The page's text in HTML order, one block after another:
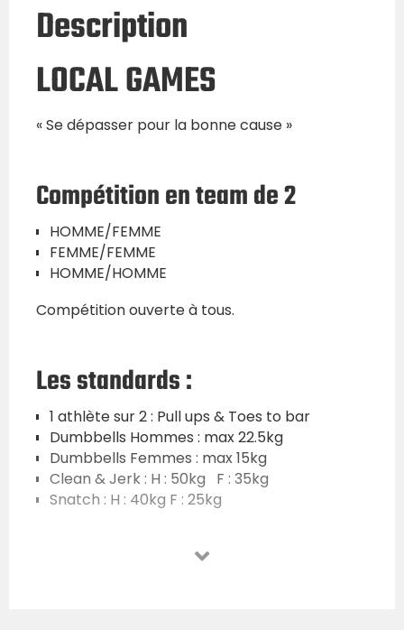
Description
LOCAL GAMES
« Se dépasser pour la bonne cause »
Compétition en team de 2
HOMME/FEMME
FEMME/FEMME
HOMME/HOMME
Compétition ouverte à tous.
Les standards :
1 athlète sur 2 : Pull ups & Toes to bar
Dumbbells Hommes : max 22.5kg
Dumbbells Femmes : max 15kg
Clean & Jerk : H : 50kg F : 35kg
Snatch : H : 40kg F : 25kg
indiquées doivent représenter environ 70-80